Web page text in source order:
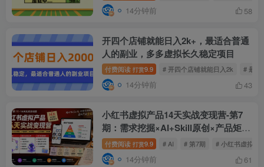
14分钟前 58
开四个店铺就能日入2k+，最适合普通
人的副业，多多虚拟长久稳定项目
付费阅读 打赏9.9 # 开四个店铺就能日入2k # 最适
14分钟前 43
小红书虚拟产品14天实战变现营-第7
期：需求挖掘×AI+Skill原创×产品矩阵
×内容笔记×一人公司进阶×全链路
付费阅读 打赏9.9 # AI # 第7期 # 小红书虚拟产
14分钟前 61